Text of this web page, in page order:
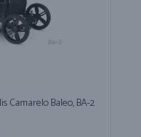
Camarelo Baleo, BA-2